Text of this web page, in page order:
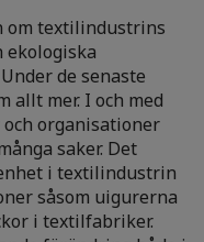
om textilindustrins
ekologiska
de senaste
allt mer. I och med
organisationer
saker. Det
i textilindustrin
såsom uigurerna
i textilfabriker.